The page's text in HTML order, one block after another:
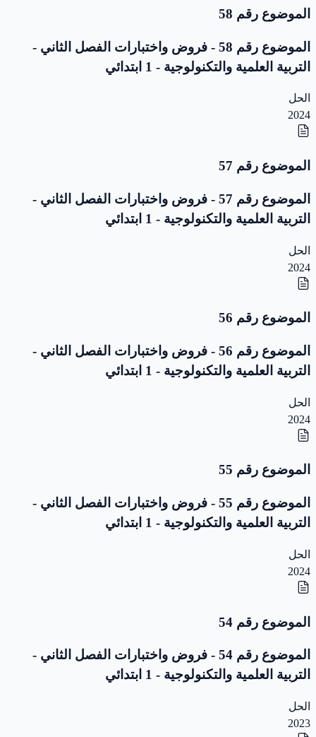
الموضوع رقم 58
الموضوع رقم 58 - فروض واختبارات الفصل الثاني -
التربية العلمية والتكنولوجية - 1 ابتدائي
الحل
2024
الموضوع رقم 57
الموضوع رقم 57 - فروض واختبارات الفصل الثاني -
التربية العلمية والتكنولوجية - 1 ابتدائي
الحل
2024
الموضوع رقم 56
الموضوع رقم 56 - فروض واختبارات الفصل الثاني -
التربية العلمية والتكنولوجية - 1 ابتدائي
الحل
2024
الموضوع رقم 55
الموضوع رقم 55 - فروض واختبارات الفصل الثاني -
التربية العلمية والتكنولوجية - 1 ابتدائي
الحل
2024
الموضوع رقم 54
الموضوع رقم 54 - فروض واختبارات الفصل الثاني -
التربية العلمية والتكنولوجية - 1 ابتدائي
الحل
2023